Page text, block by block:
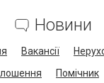
Новини
Вакансії
Помічник